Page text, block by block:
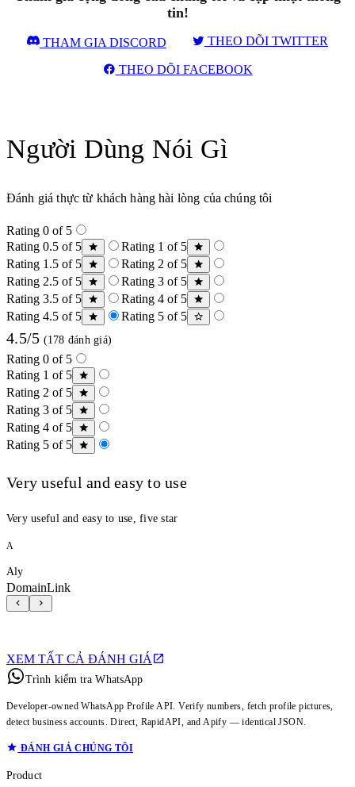
tin!
THAM GIA DISCORD THEO DÕI TWITTER
THEO DÕI FACEBOOK
Người Dùng Nói Gì
Đánh giá thực từ khách hàng hài lòng của chúng tôi
Rating 0 of 5
Rating 0.5 of 5
Rating 1 of 5
Rating 1.5 of 5
Rating 2 of 5
Rating 2.5 of 5
Rating 3 of 5
Rating 3.5 of 5
Rating 4 of 5
Rating 4.5 of 5
Rating 5 of 5
4.5/5 (178 đánh giá)
Rating 0 of 5
Rating 1 of 5
Rating 2 of 5
Rating 3 of 5
Rating 4 of 5
Rating 5 of 5
Very useful and easy to use
Very useful and easy to use, five star
A
Aly
DomainLink
XEM TẤT CẢ ĐÁNH GIÁ
Trình kiểm tra WhatsApp
Developer-owned WhatsApp Profile API. Verify numbers, fetch profile pictures,
detect business accounts. Direct, RapidAPI, and Apify — identical JSON.
ĐÁNH GIÁ CHÚNG TÔI
Product